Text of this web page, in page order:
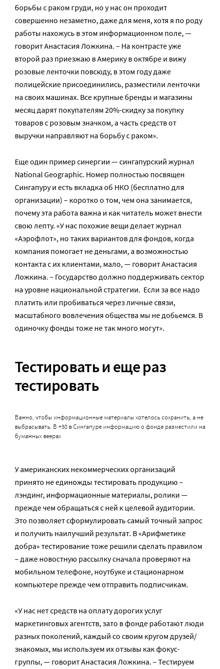
борьбы с раком груди, но у нас он проходит
совершенно незаметно, даже для меня, хотя я по роду
работы нахожусь в этом информационном поле, —
говорит Анастасия Ложкина. – На контрасте уже
второй раз приезжаю в Америку в октябре и вижу
розовые ленточки повсюду, в этом году даже
полицейские присоединились, разместили ленточки
на своих машинах. Все крупные бренды и магазины
месяц дарят покупателям 20%-скидку за покупку
товаров с розовым значком, а часть средств от
выручки направляют на борьбу с раком».
Еще один пример синергии — сингапурский журнал
National Geographic. Номер полностью посвящен
Сингапуру и есть вкладка об НКО (бесплатно для
организации) – коротко о том, чем она занимается,
почему эта работа важна и как читатель может внести
свою лепту. «У нас похожие вещи делает журнал
«Аэрофлот», но таких вариантов для фондов, когда
компания помогает не деньгами, а возможностью
контакта с их клиентами, мало, — говорит Анастасия
Ложкина. – Государство должно поддерживать сектор
на уровне национальной стратегии. Если за все надо
платить или пробиваться через личные связи,
масштабного вовлечения общества мы не добьемся. В
одиночку фонды тоже не так много могут».
Тестировать и еще раз
тестировать
Важно, чтобы информационные материалы хотелось сохранить, а не
выбрасывать. В +30 в Сингапуре информацию о фонде разместили на
бумажных веерах
У американских некоммерческих организаций
принято не единожды тестировать продукцию –
лэндинг, информационные материалы, ролики —
прежде чем обращаться с ней к целевой аудитории.
Это позволяет сформулировать самый точный запрос
и получить наилучший результат. В «Арифметике
добра» тестирование тоже решили сделать правилом
– даже новостную рассылку сначала проверяют на
мобильном телефоне, ноутбуке и стационарном
компьютере прежде чем отправить подписчикам.
«У нас нет средств на оплату дорогих услуг
маркетинговых агентств, зато в фонде работают люди
разных поколений, каждый со своим кругом друзей/
знакомых, мы используем их отзывы как фокус-
группы, — говорит Анастасия Ложкина. – Тестируем